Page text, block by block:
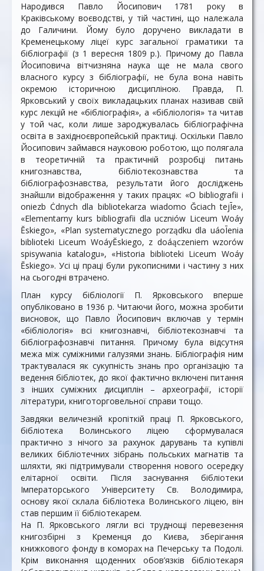
Народився Павло Йосипович 1781 року в
Краківському воєводстві, у тій частині, що належала
до Галичини. Йому було доручено викладати в
Кременецькому ліцеї курс загальної граматики та
бібліографії (з 1 вересня 1809 р.). Причому до Павла
Йосиповича вітчизняна наука ще не мала свого
власного курсу з бібліографії, не була вона навіть
окремою історичною дисципліною. Правда, П.
Ярковський у своїх викладацьких планах називав свій
курс лекцій не «бібліографія», а «бібліологія» та читав
у той час, коли лише зароджувалась бібліографічна
освіта в західноєвропейській практиці. Оскільки Павло
Йосипович займався науковою роботою, що полягала
в теоретичній та практичній розробці питань
книгознавства, бібліотекознавства та
бібліографознавства, результати його досліджень
знайшли відображення у таких працях: «O bibliografii i
oniezb Ċdnych dla bibliotekarza wiadomo Ğciach tejĪe»,
«Elementarny kurs bibliografii dla uczniów Liceum Woáy
Ĕskiego», «Plan systematycznego porządku dla uáoĪenia
biblioteki Liceum WoáyĔskiego, z doáączeniem wzorów
spisywania katalogu», «Historia biblioteki Liceum Woáy
Ĕskiego». Усі ці праці були рукописними і частину з них
на сьогодні втрачено.
План курсу бібліології П. Ярковського вперше
опубліковано в 1936 р. Читаючи його, можна зробити
висновок, що Павло Йосипович включав у термін
«бібліологія» всі книгознавчі, бібліотекознавчі та
бібліографознавчі питання. Причому була відсутня
межа між суміжними галузями знань. Бібліографія ним
трактувалася як сукупність знань про організацію та
ведення бібліотек, до якої фактично включені питання
з інших суміжних дисциплін – археографії, історії
літератури, книготорговельної справи тощо.
Завдяки величезній кропіткій праці П. Ярковського,
бібліотека Волинського ліцею сформувалася
практично з нічого за рахунок дарувань та купівлі
великих бібліотечних зібрань польських магнатів та
шляхти, які підтримували створення нового осередку
елітарної освіти. Після заснування бібліотеки
Імператорського Університету Св. Володимира,
основу якої склала бібліотека Волинського ліцею, він
став першим її бібліотекарем.
На П. Ярковського лягли всі труднощі перевезення
книгозбірні з Кременця до Києва, зберігання
книжкового фонду в коморах на Печерську та Подолі.
Крім виконання щоденних обов’язків бібліотекаря